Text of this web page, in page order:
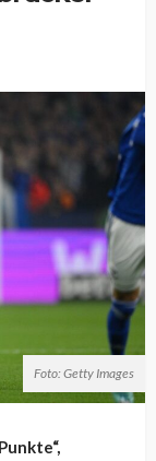
Foto: Getty Images